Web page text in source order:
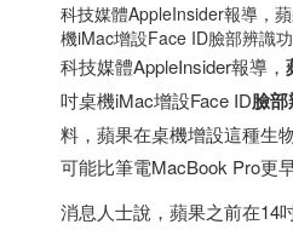
科技媒體AppleInsider報導，
機iMac增設Face ID臉部辨識
科技媒體AppleInsider報導，
吋桌機iMac增設Face ID臉
料，蘋果在桌機增設這種生
可能比筆電MacBook Pro更早
消息人士說，蘋果之前在14